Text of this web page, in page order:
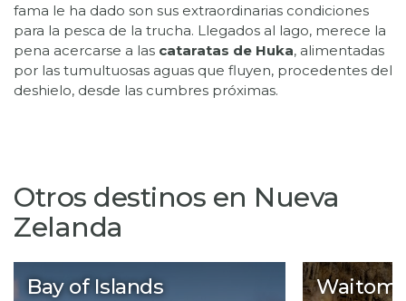
fama le ha dado son sus extraordinarias condiciones
para la pesca de la trucha. Llegados al lago, merece la
pena acercarse a las cataratas de Huka, alimentadas
por las tumultuosas aguas que fluyen, procedentes del
Otros destinos en Nueva
Zelanda
Bay of Islands